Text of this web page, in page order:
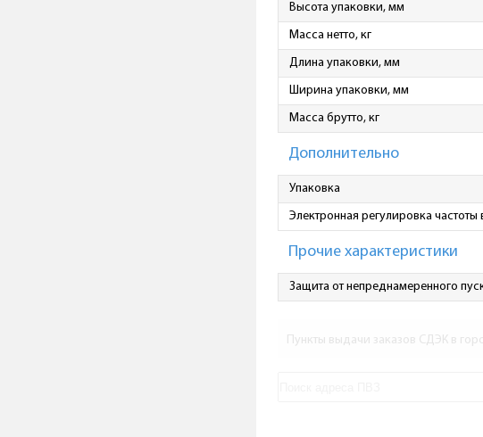
Высота упаковки, мм
Масса нетто, кг
Длина упаковки, мм
Ширина упаковки, мм
Масса брутто, кг
Дополнительно
Упаковка
Электронная регулировка
Прочие характеристики
Защита от непреднамеренного
Пункты выдачи заказов СДЭК в